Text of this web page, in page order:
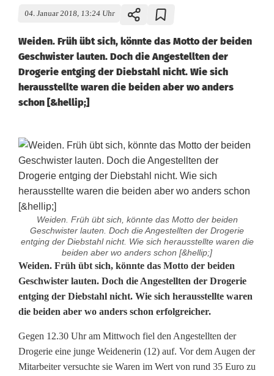
04. Januar 2018, 13:24 Uhr
Weiden. Früh übt sich, könnte das Motto der beiden
Geschwister lauten. Doch die Angestellten der
Drogerie entging der Diebstahl nicht. Wie sich
herausstellte waren die beiden aber wo anders
schon [&hellip;]
Weiden. Früh übt sich, könnte das Motto der beiden
Geschwister lauten. Doch die Angestellten der Drogerie
entging der Diebstahl nicht. Wie sich herausstellte waren die
beiden aber wo anders schon [&hellip;]
N
a
c
h
w
Weiden. Früh übt sich, könnte das Motto der beiden
Geschwister lauten. Doch die Angestellten der Drogerie
entging der Diebstahl nicht. Wie sich herausstellte waren
die beiden aber wo anders schon erfolgreicher.
Gegen 12.30 Uhr am Mittwoch fiel den Angestellten der
Drogerie eine junge Weidenerin (12) auf. Vor dem Augen der
Mitarbeiter versuchte sie Waren im Wert von rund 35 Euro zu